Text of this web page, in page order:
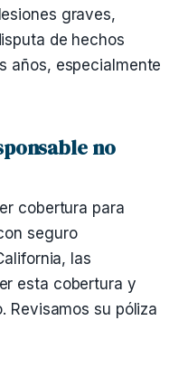
graves,
de hechos
años, especialmente
no
cobertura para
seguro
las
esta cobertura y
Revisamos su póliza